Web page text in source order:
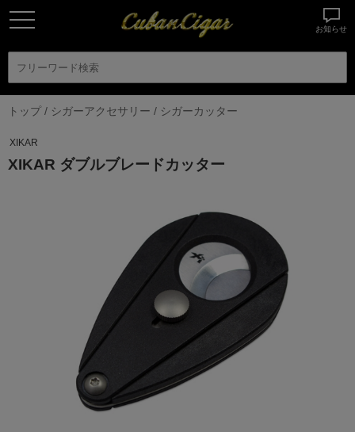
お知らせ
トップ/ シガーアクセサリー / シガーカッター
XIKAR
XIKAR ダブルブレードカッター